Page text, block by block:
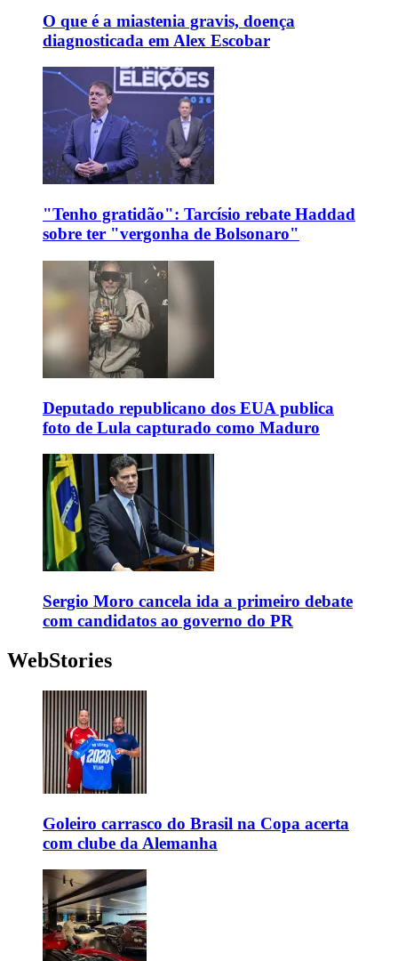
O que é a miastenia gravis, doença
diagnosticada em Alex Escobar
"Tenho gratidão": Tarcísio rebate Haddad
sobre ter "vergonha de Bolsonaro"
Deputado republicano dos EUA publica
foto de Lula capturado como Maduro
Sergio Moro cancela ida a primeiro debate
com candidatos ao governo do PR
WebStories
Goleiro carrasco do Brasil na Copa acerta
com clube da Alemanha